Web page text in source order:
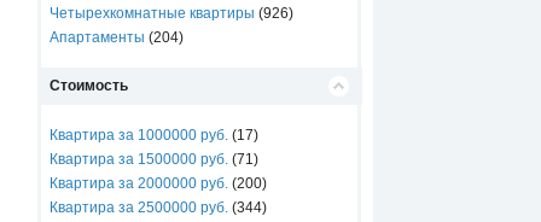
Четырехкомнатные квартиры (926)
Апартаменты (204)
Стоимость
Квартира за 1000000 руб. (17)
Квартира за 1500000 руб. (71)
Квартира за 2000000 руб. (200)
Квартира за 2500000 руб. (344)